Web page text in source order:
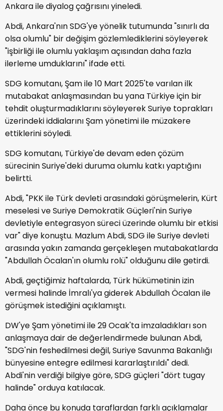
Ankara ile diyalog çağrısını yineledi.
Abdi, Ankara'nın SDG'ye yönelik tutumunda "sınırlı da
olsa olumlu" bir değişim gözlemlediklerini söyleyerek
"işbirliği ile olumlu yaklaşım açısından daha fazla
ilerleme umduklarını" ifade etti.
SDG komutanı, Şam ile 10 Mart 2025'te varılan ilk
mutabakat anlaşmasından bu yana Türkiye için bir
tehdit oluşturmadıklarını söyleyerek Suriye toprakları
üzerindeki iddialarını Şam yönetimi ile müzakere
ettiklerini söyledi.
SDG komutanı, Türkiye'de devam eden çözüm
sürecinin Suriye'deki duruma olumlu katkı yaptığını
belirtti.
Abdi, "PKK ile Türk devleti arasındaki görüşmelerin, Kürt
meselesi ve Suriye Demokratik Güçleri'nin Suriye
devletiyle entegrasyon süreci üzerinde olumlu bir etkisi
var" diye konuştu. Mazlum Abdi, SDG ile Suriye devleti
arasında yakın zamanda gerçekleşen mutabakatlarda
"Abdullah Öcalan'ın olumlu rolü" olduğunu dile getirdi.
Abdi, geçtiğimiz haftalarda, Türk hükümetinin izin
vermesi halinde İmralı'ya giderek Abdullah Öcalan ile
görüşmek istediğini açıklamıştı.
DW'ye Şam yönetimi ile 29 Ocak'ta imzaladıkları son
anlaşmaya dair de değerlendirmede bulunan Abdi,
"SDG'nin feshedilmesi değil, Suriye Savunma Bakanlığı
bünyesine entegre edilmesi kararlaştırıldı" dedi.
Abdi'nin verdiği bilgiye göre, SDG güçleri "dört tugay
halinde" orduya katılacak.
Daha önce bu konuda taraflardan farklı açıklamalar